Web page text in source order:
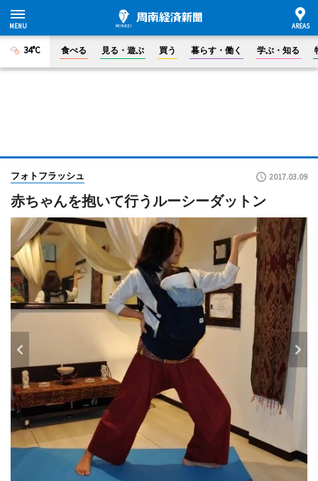
34°C 食べる 見る・遊ぶ 買う 暮らす・働く 学ぶ・知る
フォトフラッシュ 2017.03.09
赤ちゃんを抱いて行うルーシーダットン